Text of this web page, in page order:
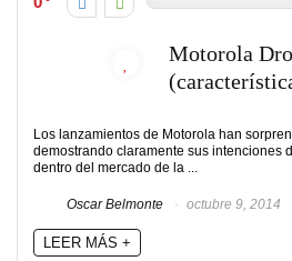
Motorola
Los lanzamientos de Motorola han
demostrando claramente sus intenciones
dentro del mercado de la ...
Oscar Belmonte octubre 9, 2014
LEER MÁS +